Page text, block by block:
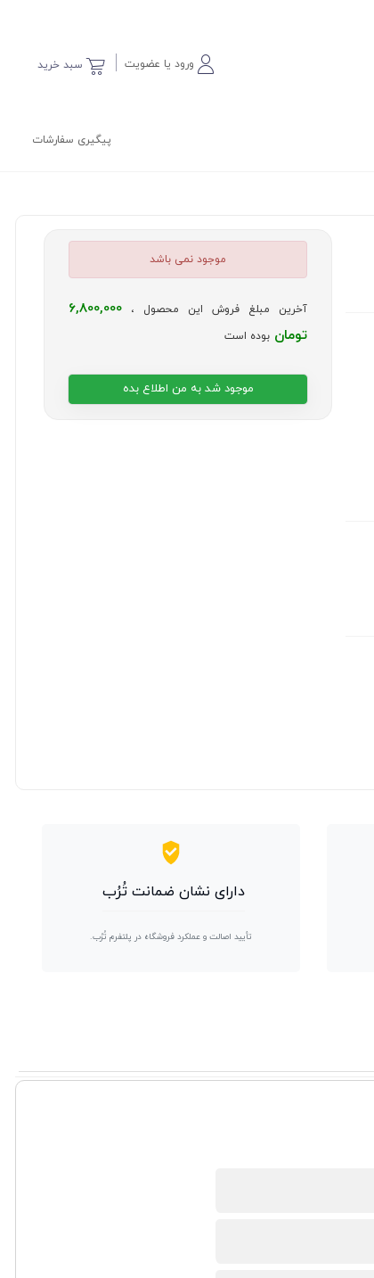
سبد خرید ورود یا عضویت
پیگیری سفارشات
موجود نمی باشد
آخرین مبلغ فروش این محصول ، 6,800,000
تومان بوده است
موجود شد به من اطلاع بده
دارای نشان ضمانت تُرُب
تأیید اصالت و عملکرد فروشگاه در پلتفرم تُرُب.